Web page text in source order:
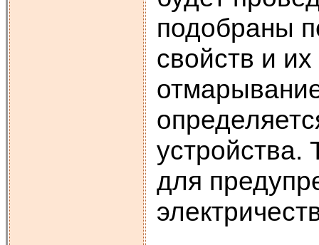
подобраны
свойств и
устройства.
для